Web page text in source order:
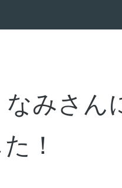
みさん
！